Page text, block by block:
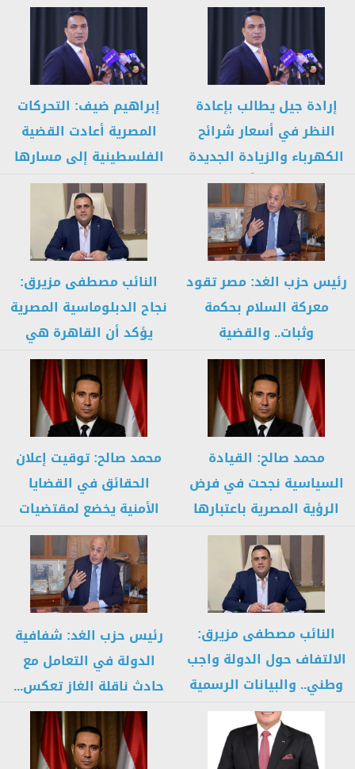
إرادة جيل يطالب بإعادة
النظر في أسعار شرائح
الكهرباء والزيادة الجديدة
استجابةً...
إبراهيم ضيف: التحركات
المصرية أعادت القضية
الفلسطينية إلى مسارها
الصحيح ورسخت مكانة...
رئيس حزب الغد: مصر تقود
معركة السلام بحكمة
وثبات.. والقضية
الفلسطينية تشهد...
النائب مصطفى مزيرق:
نجاح الدبلوماسية المصرية
يؤكد أن القاهرة هي
الضامن الرئيسي...
محمد صالح: القيادة
السياسية نجحت في فرض
الرؤية المصرية باعتبارها
الأساس لأي...
محمد صالح: توقيت إعلان
الحقائق في القضايا
الأمنية يخضع لمقتضيات
الأمن القومي.....
النائب مصطفى مزيرق:
الالتفاف حول الدولة واجب
وطني.. والبيانات الرسمية
هي المصدر...
رئيس حزب الغد: شفافية
الدولة في التعامل مع
حادث ناقلة الغاز تعكس...